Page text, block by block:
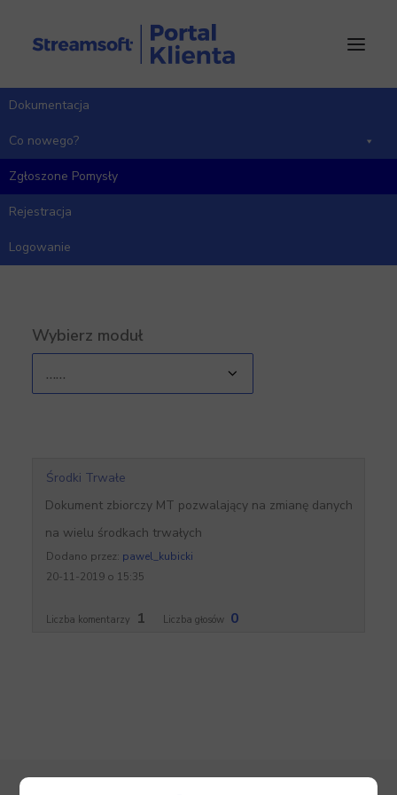
Dokumentacja
Co nowego?
Zgłoszone Pomysły
Rejestracja
Logowanie
Środki Trwałe - zgłoszone
pomysły
Wybierz moduł
Środki Trwałe
Dokument zbiorczy MT pozwalający na zmianę danych
na wielu środkach trwałych
Dodano przez: pawel_kubicki
20-11-2019 o 15:35
Liczba komentarzy 1 Liczba głosów 0